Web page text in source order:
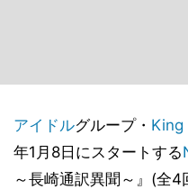
アイドルグループ・ King
年1月8日にスタートする
～長崎通訳異聞～』(全